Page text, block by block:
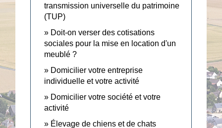
transmission universelle du patrimoine
(TUP)
Doit-on verser des cotisations
sociales pour la mise en location d'un
meublé ?
Domicilier votre entreprise
individuelle et votre activité
Domicilier votre société et votre
activité
Élevage de chiens et de chats